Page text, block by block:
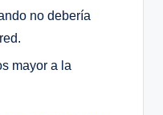
no debería
mayor a la